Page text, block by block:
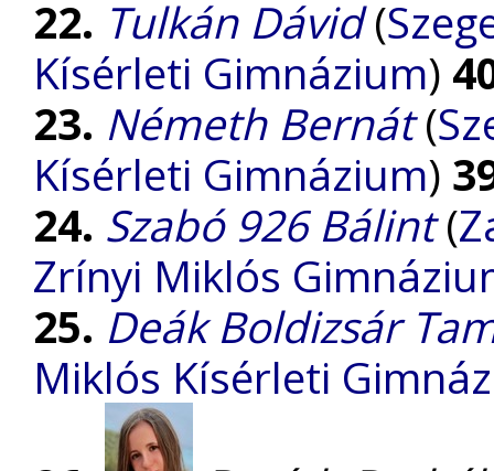
22. Tulkán Dávid(
Kísérleti Gimnázium)
23. Németh Bernát(
Kísérleti Gimnázium)
24. Szabó 926 Bálint(
Zrínyi Miklós
25. Deák Boldizsár
Miklós Kísérleti